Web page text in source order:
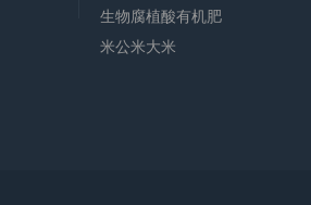
生物腐植酸有机肥
米公米大米